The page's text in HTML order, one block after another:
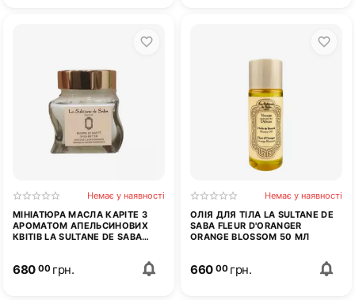
МІНІАТЮРА МАСЛА КАРІТЕ З
АРОМАТОМ АПЕЛЬСИНОВИХ
КВІТІВ LA SULTANE DE SABA
Немає у наявності
680 00 грн.
ОЛІЯ ДЛЯ ТІЛА LA SULTANE DE
SABA FLEUR D'ORANGER
ORANGE BLOSSOM 50 МЛ
Немає у наявності
660 00 грн.